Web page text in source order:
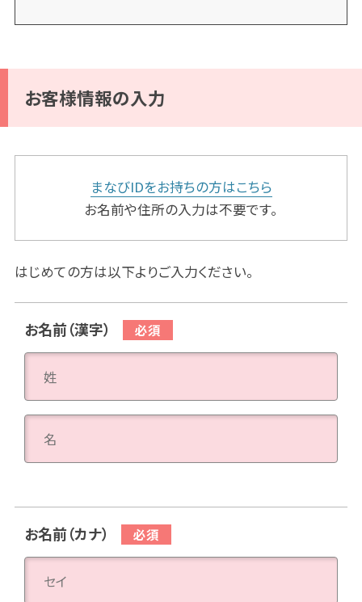
お客様情報の入力
まなびIDをお持ちの方はこちら
お名前や住所の入力は不要です。
はじめての方は以下よりご入力ください。
お名前（漢字）
お名前（カナ）